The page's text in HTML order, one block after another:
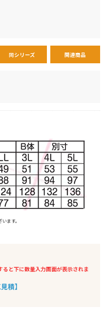
同シリーズ 関連商品
ます。
と下に数量入力画面が表示されま
積】